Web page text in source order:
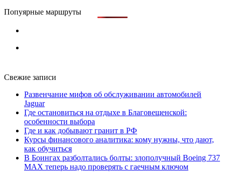
Попуярные маршруты
Свежие записи
Развенчание мифов об обслуживании автомобилей
Jaguar
Где остановиться на отдыхе в Благовещенской:
особенности выбора
Где и как добывают гранит в РФ
Курсы финансового аналитика: кому нужны, что дают,
как обучиться
В Боингах разболтались болты: злополучный Boeing 737
MAX теперь надо проверять с гаечным ключом